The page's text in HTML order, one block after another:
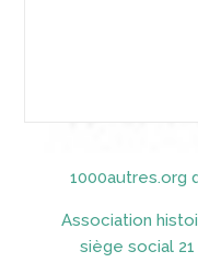
AICI (ou AISSI) Laïd
AIDI
1000autres.org
Association
siège social 21